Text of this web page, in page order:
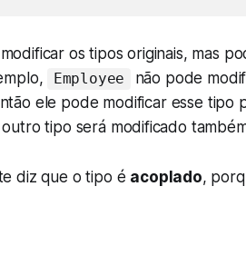
os tipos originais, mas
Employee não pode
ele pode modificar esse tipo
tipo será modificado
diz que o tipo é acoplado,